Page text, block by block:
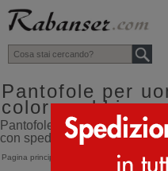
top
Pantofole per
colore sabbia
Pantofole per uomini
con spedizione direttamente
Pagina principale Pantofole >